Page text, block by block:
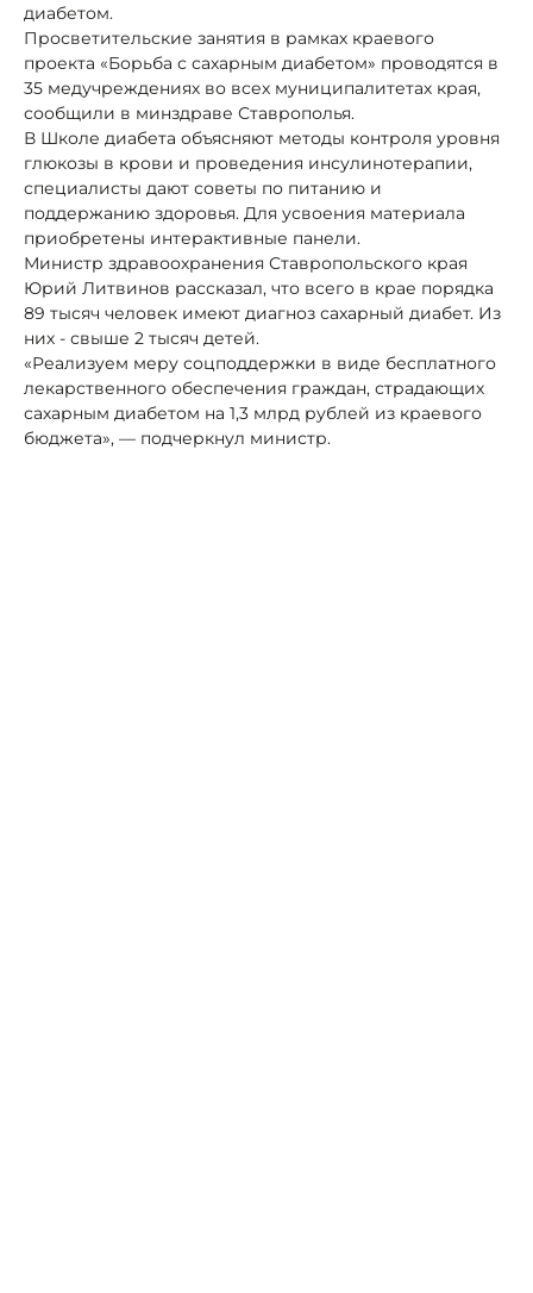
диабетом.
Просветительские занятия в рамках краевого
проекта «Борьба с сахарным диабетом» проводятся в
35 медучреждениях во всех муниципалитетах края,
сообщили в минздраве Ставрополья.
В Школе диабета объясняют методы контроля уровня
глюкозы в крови и проведения инсулинотерапии,
специалисты дают советы по питанию и
поддержанию здоровья. Для усвоения материала
приобретены интерактивные панели.
Министр здравоохранения Ставропольского края
Юрий Литвинов рассказал, что всего в крае порядка
89 тысяч человек имеют диагноз сахарный диабет. Из
них - свыше 2 тысяч детей.
«Реализуем меру соцподдержки в виде бесплатного
лекарственного обеспечения граждан, страдающих
сахарным диабетом на 1,3 млрд рублей из краевого
бюджета», — подчеркнул министр.